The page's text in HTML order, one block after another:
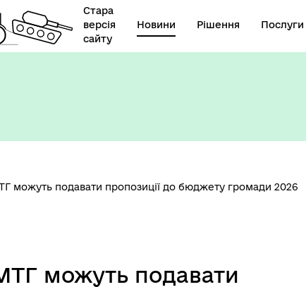
Стара
версія
сайту
Новини Рішення Послуги
можуть подавати пропозиції до бюджету громади 2026
можуть подавати